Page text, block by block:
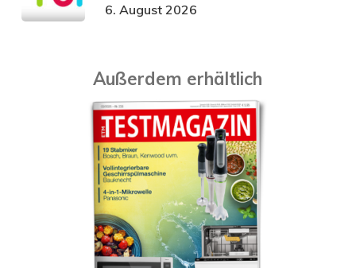
6. August 2026
Außerdem erhältlich